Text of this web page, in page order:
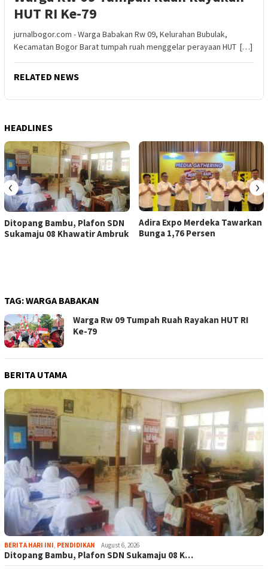
HUT RI Ke-79
jurnalbogor.com - Warga Babakan Rw 09, Kelurahan Bubulak,
Kecamatan Bogor Barat tumpah ruah menggelar perayaan HUT […]
RELATED NEWS
HEADLINES
Ditopang Bambu, Plafon SDN
Sukamaju 08 Khawatir Ambruk
Adira Expo Merdeka Tawarkan
Bunga 1,76 Persen
‹ ›
TAG:WARGA BABAKAN
Warga Rw 09 Tumpah Ruah Rayakan HUT RI
Ke-79
BERITA UTAMA
BERITA HARI INI, PENDIDIKAN August 6, 2026
Ditopang Bambu, Plafon SDN Sukamaju 08 K…